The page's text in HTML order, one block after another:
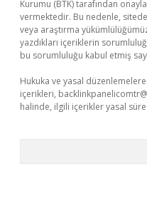
Kurumu (BTK) tarafından
vermektedir. Bu nedenle,
veya araştırma
yazdıkları içeriklerin
bu sorumluluğu kabul etmiş
Hukuka ve yasal
içerikleri,
halinde, ilgili içerikler yasal